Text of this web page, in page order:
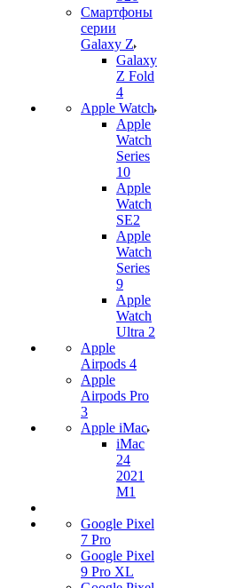
Смартфоны
серии
Galaxy Z
Galaxy
Z Fold
4
Apple Watch
Apple
Watch
Series
10
Apple
Watch
SE2
Apple
Watch
Series
9
Apple
Watch
Ultra 2
Apple
Airpods 4
Apple
Airpods Pro
3
Apple iMac
iMac
24
2021
M1
Google Pixel
7 Pro
Google Pixel
9 Pro XL